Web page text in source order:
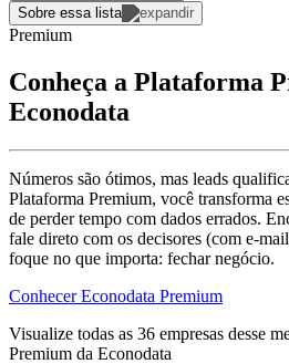
Sobre essa lista
Premium
Conheça a Plataforma
Econodata
Números são ótimos, mas leads
Plataforma Premium, você transforma
de perder tempo com dados errados.
fale direto com os decisores (com e-
foque no que importa: fechar negócio.
Conhecer Econodata Premium
Visualize todas as 36 empresas desse
Premium da Econodata